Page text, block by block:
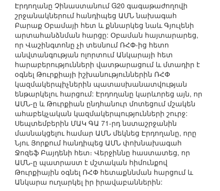
Էրդողանը Չինաստանում G20 գագաթաժողովի
շրջանակներում հանդիպեց ԱՄՆ նախագահ
Բարաք Օբամայի հետ և քննարկեց նաև Գյուլենի
արտահանձնման հարցը: Օբաման հայտարարեց,
որ Վաշինգտոնը չի տեսնում ՌՀՓ-ից հետո
անվտանգության ոլորտում Անկարայի հետ
հարաբերությունների վատթարացում և մտադիր է
օգնել Թուրքիայի իշխանություններին ՌՀՓ
կազմակերպիչներին պատասխանատվության
ենթարկելու հարցում: Էրդողանը կարևորեց այն, որ
ԱՄՆ-ը և Թուրքիան ընդհանուր մոտեցում մշակեն
ահաբեկչական կազմակերպությունների շուրջ:
Սեպտեմբերին ՄԱԿ ԳԱ 71-րդ նստաշրջանին
մասնակցելու համար ԱՄՆ մեկնեց Էրդողանը, որը
Նյու Յորքում հանդիպեց ԱՄՆ փոխնախագահ
Ջոզեֆ Բայդենի հետ։ Վերջիննը հաստատեց, որ
ԱՄՆ-ը պատրաստ է մշտական հիմունքով
Թուրքիային օգնել ՌՀՓ հետաքննման հարցում և
Անկարա ուղարկել իր իրավաբաններին: